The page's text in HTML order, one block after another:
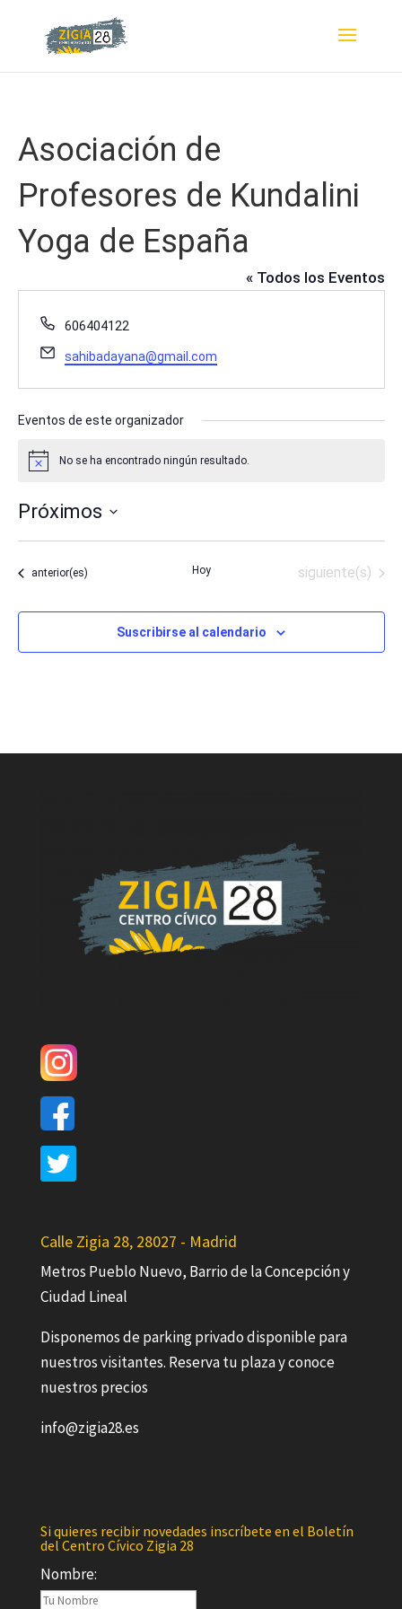
Asociación de
Profesores de Kundalini
Yoga de España
« Todos los Eventos
Teléfono
606404122
Email
sahibadayana@gmail.com
Eventos de este organizador
Aviso No se ha encontrado ningún resultado.
Próximos
Selecciona
Eventos
anterior(es) Hoy Eventos
siguiente(s)
Suscribirse al calendario
Calle Zigia 28, 28027 - Madrid
Metros Pueblo Nuevo, Barrio de la Concepción y
Ciudad Lineal
Disponemos de parking privado disponible para
nuestros visitantes. Reserva tu plaza y conoce
nuestros precios
info@zigia28.es
Si quieres recibir novedades inscríbete en el Boletín
del Centro Cívico Zigia 28
Nombre: